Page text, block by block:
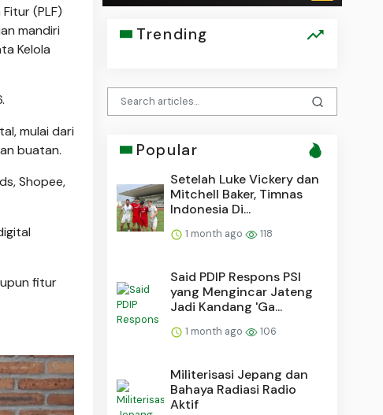
(PLF)
mandiri
Kelola
mulai dari
buatan.
Shopee,
fitur
Trending
Popular
Setelah Luke Vickery dan
Mitchell Baker, Timnas
Indonesia Di...
1 month ago 118
Said PDIP Respons PSI
yang Mengincar Jateng
Jadi Kandang 'Ga...
1 month ago 106
Militerisasi Jepang dan
Bahaya Radiasi Radio
Aktif